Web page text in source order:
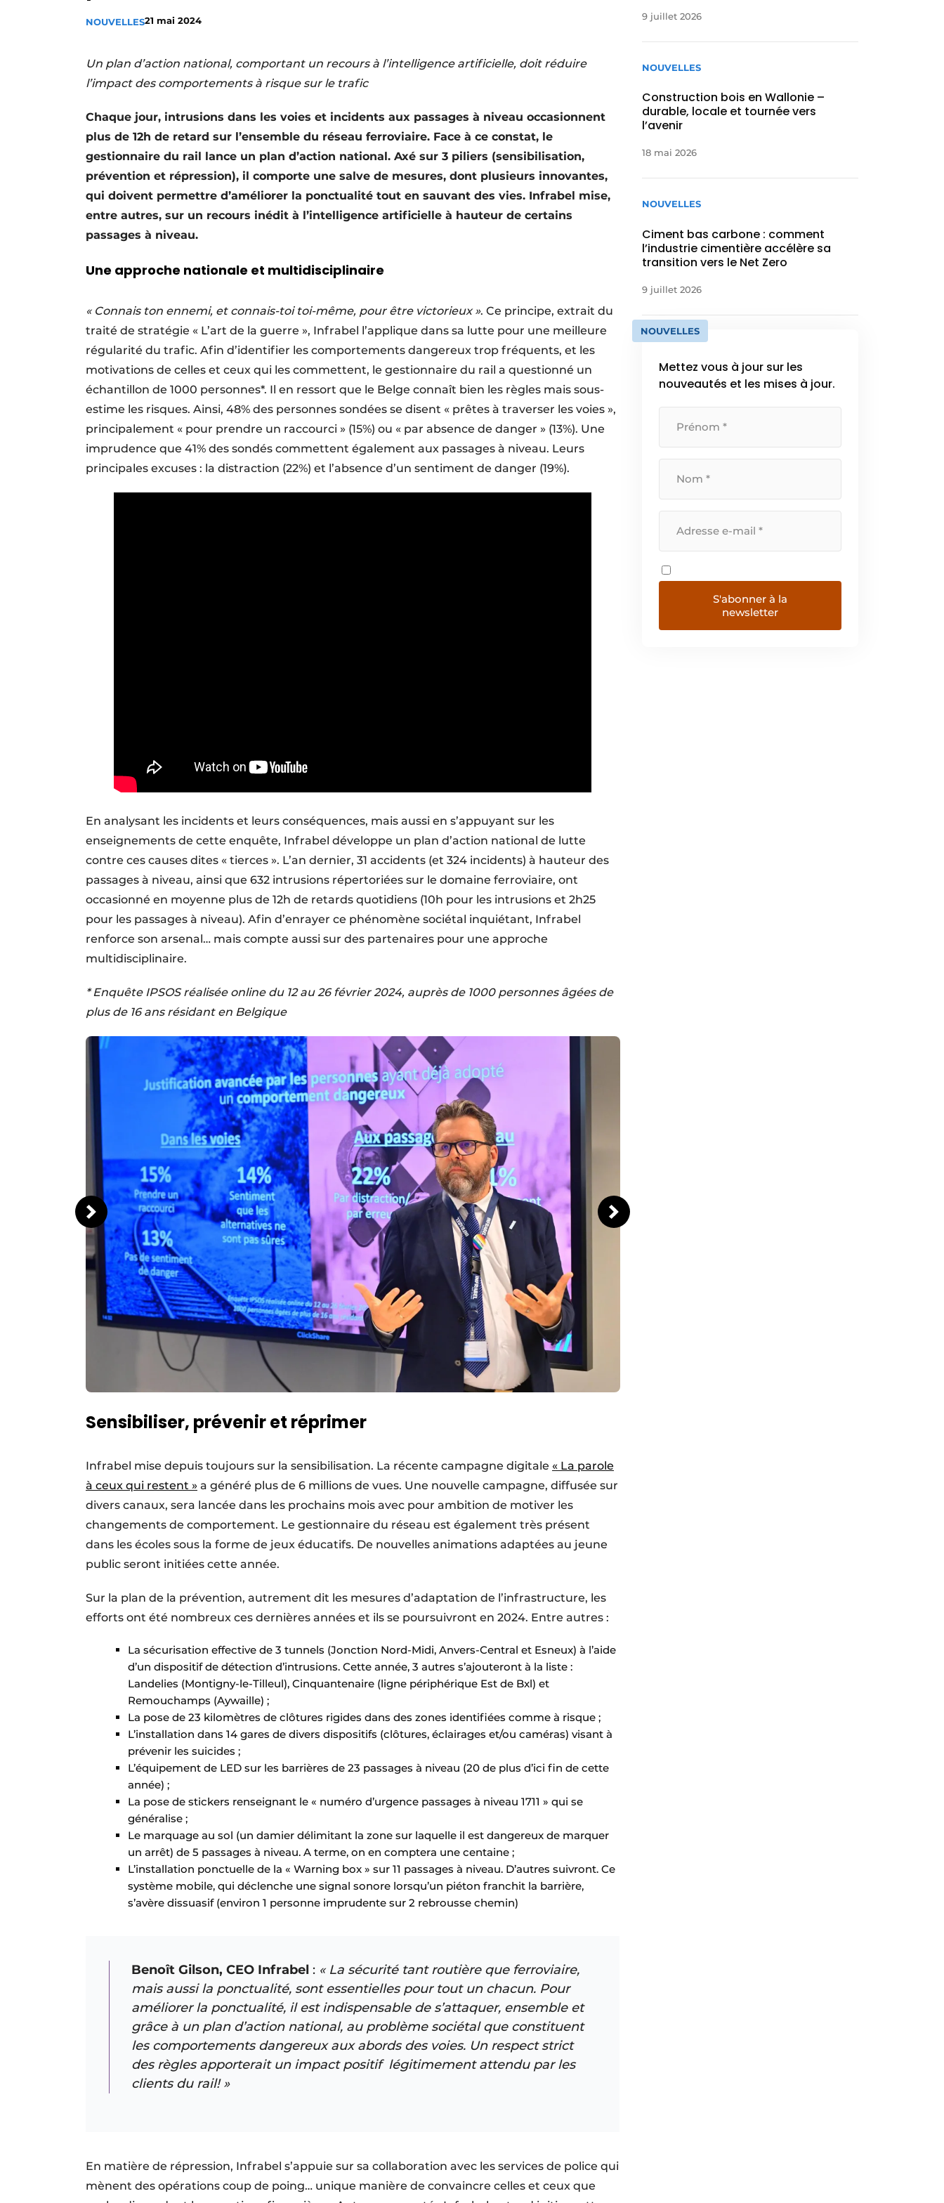
Termes et conditions
NOUVELLES21 mai 2024
Un plan d’action national, comportant un recours à l’intelligence artificielle, doit réduire
l’impact des comportements à risque sur le trafic
Chaque jour, intrusions dans les voies et incidents aux passages à niveau occasionnent
plus de 12h de retard sur l’ensemble du réseau ferroviaire. Face à ce constat, le
gestionnaire du rail lance un plan d’action national. Axé sur 3 piliers (sensibilisation,
prévention et répression), il comporte une salve de mesures, dont plusieurs innovantes,
qui doivent permettre d’améliorer la ponctualité tout en sauvant des vies. Infrabel mise,
entre autres, sur un recours inédit à l’intelligence artificielle à hauteur de certains
passages à niveau.
Une approche nationale et multidisciplinaire
« Connais ton ennemi, et connais-toi toi-même, pour être victorieux ». Ce principe, extrait du
traité de stratégie « L’art de la guerre », Infrabel l’applique dans sa lutte pour une meilleure
régularité du trafic. Afin d’identifier les comportements dangereux trop fréquents, et les
motivations de celles et ceux qui les commettent, le gestionnaire du rail a questionné un
échantillon de 1000 personnes*. Il en ressort que le Belge connaît bien les règles mais sous-
estime les risques. Ainsi, 48% des personnes sondées se disent « prêtes à traverser les voies »,
principalement « pour prendre un raccourci » (15%) ou « par absence de danger » (13%). Une
imprudence que 41% des sondés commettent également aux passages à niveau. Leurs
principales excuses : la distraction (22%) et l’absence d’un sentiment de danger (19%).
En analysant les incidents et leurs conséquences, mais aussi en s’appuyant sur les
enseignements de cette enquête, Infrabel développe un plan d’action national de lutte
contre ces causes dites « tierces ». L’an dernier, 31 accidents (et 324 incidents) à hauteur des
passages à niveau, ainsi que 632 intrusions répertoriées sur le domaine ferroviaire, ont
occasionné en moyenne plus de 12h de retards quotidiens (10h pour les intrusions et 2h25
pour les passages à niveau). Afin d’enrayer ce phénomène sociétal inquiétant, Infrabel
renforce son arsenal… mais compte aussi sur des partenaires pour une approche
multidisciplinaire.
* Enquête IPSOS réalisée online du 12 au 26 février 2024, auprès de 1000 personnes âgées de
plus de 16 ans résidant en Belgique
Sensibiliser, prévenir et réprimer
Infrabel mise depuis toujours sur la sensibilisation. La récente campagne digitale « La parole
à ceux qui restent » a généré plus de 6 millions de vues. Une nouvelle campagne, diffusée sur
divers canaux, sera lancée dans les prochains mois avec pour ambition de motiver les
changements de comportement. Le gestionnaire du réseau est également très présent
dans les écoles sous la forme de jeux éducatifs. De nouvelles animations adaptées au jeune
public seront initiées cette année.
Sur la plan de la prévention, autrement dit les mesures d’adaptation de l’infrastructure, les
efforts ont été nombreux ces dernières années et ils se poursuivront en 2024. Entre autres :
La sécurisation effective de 3 tunnels (Jonction Nord-Midi, Anvers-Central et Esneux) à l’aide
d’un dispositif de détection d’intrusions. Cette année, 3 autres s’ajouteront à la liste :
Landelies (Montigny-le-Tilleul), Cinquantenaire (ligne périphérique Est de Bxl) et
Remouchamps (Aywaille) ;
La pose de 23 kilomètres de clôtures rigides dans des zones identifiées comme à risque ;
L’installation dans 14 gares de divers dispositifs (clôtures, éclairages et/ou caméras) visant à
prévenir les suicides ;
L’équipement de LED sur les barrières de 23 passages à niveau (20 de plus d’ici fin de cette
année) ;
La pose de stickers renseignant le « numéro d’urgence passages à niveau 1711 » qui se
généralise ;
Le marquage au sol (un damier délimitant la zone sur laquelle il est dangereux de marquer
un arrêt) de 5 passages à niveau. A terme, on en comptera une centaine ;
L’installation ponctuelle de la « Warning box » sur 11 passages à niveau. D’autres suivront. Ce
système mobile, qui déclenche une signal sonore lorsqu’un piéton franchit la barrière,
s’avère dissuasif (environ 1 personne imprudente sur 2 rebrousse chemin)
Benoît Gilson, CEO Infrabel : « La sécurité tant routière que ferroviaire,
mais aussi la ponctualité, sont essentielles pour tout un chacun. Pour
améliorer la ponctualité, il est indispensable de s’attaquer, ensemble et
grâce à un plan d’action national, au problème sociétal que constituent
les comportements dangereux aux abords des voies. Un respect strict
des règles apporterait un impact positif ​ légitimement attendu par les
clients du rail! »
En matière de répression, Infrabel s’appuie sur sa collaboration avec les services de police qui
mènent des opérations coup de poing… unique manière de convaincre celles et ceux que
9 juillet 2026
NOUVELLES
Construction bois en Wallonie –
durable, locale et tournée vers
l’avenir
18 mai 2026
NOUVELLES
Ciment bas carbone : comment
l’industrie cimentière accélère sa
transition vers le Net Zero
9 juillet 2026
NOUVELLES
Mettez vous à jour sur les
nouveautés et les mises à jour.
S'abonner à la
newsletter